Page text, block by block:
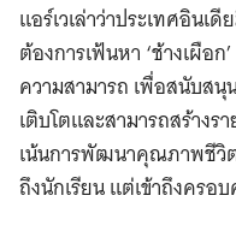
แอร์เวเล่าว่าประเทศอินเ
ต้องการเฟ้นหา ‘ช้างเผือ
ความสามารถ เพื่อสนับส
เติบโตและสามารถสร้าง
เน้นการพัฒนาคุณภาพชีวิต
ถึงนักเรียน แต่เข้าถึงครอ